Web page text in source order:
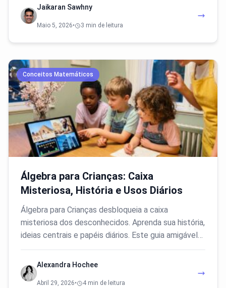
Jaikaran Sawhny
Maio 5, 2026• 3 min de leitura
Conceitos Matemáticos
Álgebra para Crianças: Caixa
Misteriosa, História e Usos Diários
Álgebra para Crianças desbloqueia a caixa
misteriosa dos desconhecidos. Aprenda sua história,
ideias centrais e papéis diários. Este guia amigável…
Alexandra Hochee
Abril 29, 2026• 4 min de leitura